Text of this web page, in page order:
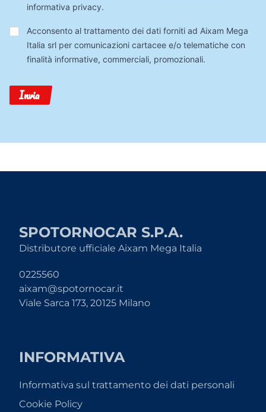
informativa privacy.
Trattamento
Dati
Acconsento al trattamento dei dati forniti ad Aixam Mega
Italia srl per comunicazioni cartacee e/o telematiche con
finalità informative, commerciali, promozionali.
Invia
SPOTORNOCAR S.P.A.
Distributore ufficiale Aixam Mega Italia
0225560
aixam@spotornocar.it
Viale Sarca 173, 20125 Milano
INFORMATIVA
Informativa sul trattamento dei dati personali
Cookie Policy